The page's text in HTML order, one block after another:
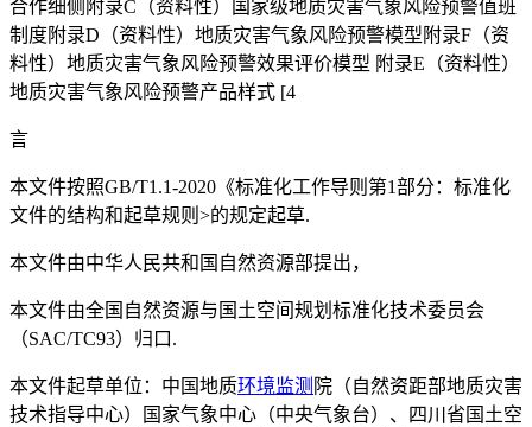
合作细侧附录C（资料性）国家级地质灾害气象风险预警值班
制度附录D（资料性）地质灾害气象风险预警模型附录F（资
料性）地质灾害气象风险预警效果评价模型 附录E（资料性）
地质灾害气象风险预警产品样式 [4
言
本文件按照GB/T1.1-2020《标准化工作导则第1部分：标准化
文件的结构和起草规则>的规定起草.
本文件由中华人民共和国自然资源部提出，
本文件由全国自然资源与国土空间规划标准化技术委员会
（SAC/TC93）归口.
本文件起草单位：中国地质环境监测 院（自然资距部地质灾害
技术指导中心）国家气象中心（中央气象台）、四川省国土空